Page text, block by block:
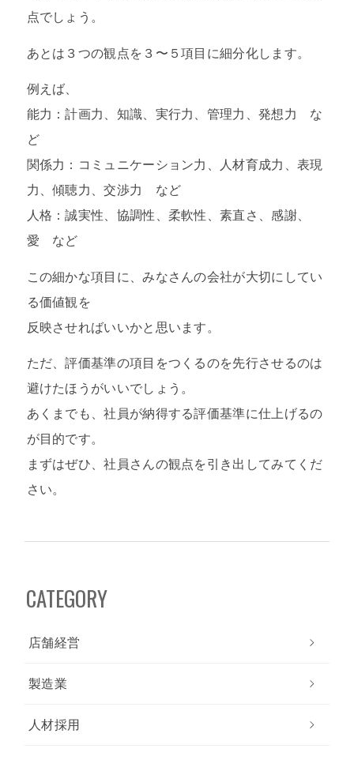
点でしょう。
あとは３つの観点を３〜５項目に細分化します。
例えば、
能力：計画力、知識、実行力、管理力、発想力 な
ど
関係力：コミュニケーション力、人材育成力、表現
力、傾聴力、交渉力 など
人格：誠実性、協調性、柔軟性、素直さ、感謝、
愛 など
この細かな項目に、みなさんの会社が大切にしてい
る価値観を
反映させればいいかと思います。
ただ、評価基準の項目をつくるのを先行させるのは
避けたほうがいいでしょう。
あくまでも、社員が納得する評価基準に仕上げるの
が目的です。
まずはぜひ、社員さんの観点を引き出してみてくだ
さい。
CATEGORY
店舗経営
製造業
人材採用